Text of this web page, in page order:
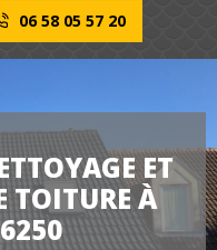
06 58 05 57 20
ET
TOITURE À